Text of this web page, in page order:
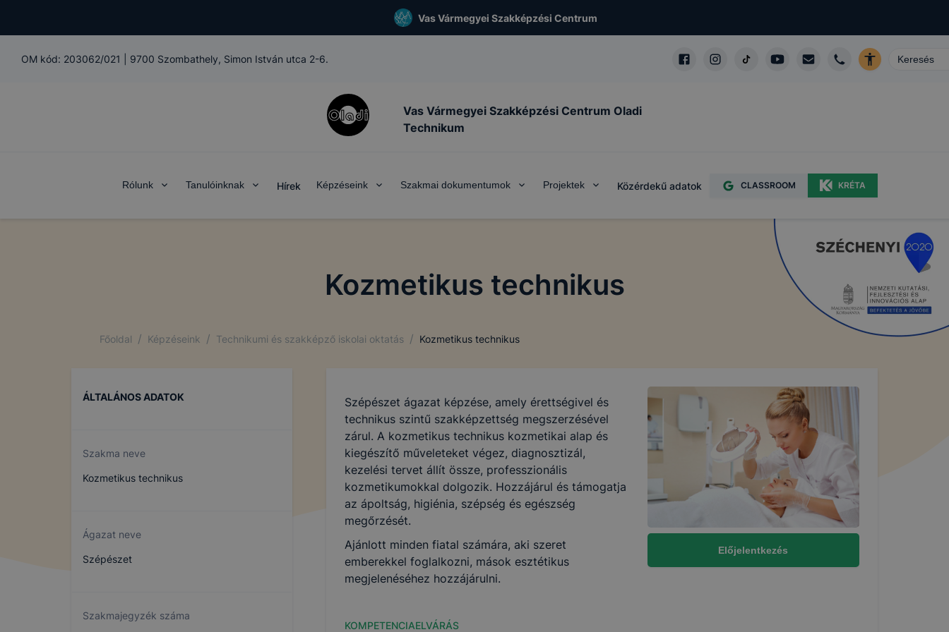
Vas Vármegyei Szakképzési Centrum
OM kód: 203062/021 9700 Szombathely, Simon István utca 2-6.
Vas Vármegyei Szakképzési Centrum Oladi
Technikum
Rólunk Tanulóinknak Hírek Képzéseink Szakmai dokumentumok Projektek Közérdekű adatok CLASSROOM KRÉTA
Kozmetikus technikus
Főoldal / Képzéseink / Technikumi és szakképző iskolai oktatás / Kozmetikus technikus
ÁLTALÁNOS ADATOK
Szakma neve
Kozmetikus technikus
Ágazat neve
Szépészet
Szakmajegyzék száma
Előjelentkezés
Szépészet ágazat képzése, amely érettségivel és
technikus szintű szakképzettség megszerzésével
zárul. A kozmetikus technikus kozmetikai alap és
kiegészítő műveleteket végez, diagnosztizál,
kezelési tervet állít össze, professzionális
kozmetikumokkal dolgozik. Hozzájárul és támogatja
az ápoltság, higiénia, szépség és egészség
megőrzését.
Ajánlott minden fiatal számára, aki szeret
emberekkel foglalkozni, mások esztétikus
megjelenéséhez hozzájárulni.
KOMPETENCIAELVÁRÁS